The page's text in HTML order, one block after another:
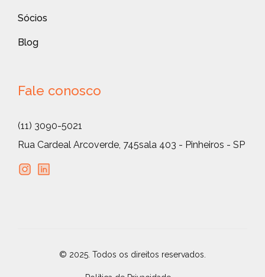
Sócios
Blog
Fale conosco
(11) 3090-5021
Rua Cardeal Arcoverde, 745sala 403 - Pinheiros - SP
© 2025. Todos os direitos reservados.